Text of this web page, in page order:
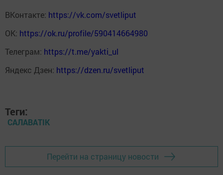
ВКонтакте: https://vk.com/svetliput
ОК: https://ok.ru/profile/590414664980
Телеграм: https://t.me/yakti_ul
Яндекс Дзен: https://dzen.ru/svetliput
Теги:
САЛАВАTIK
Перейти на страницу новости